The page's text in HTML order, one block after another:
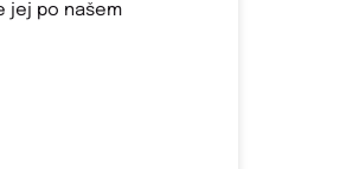
jej po našem